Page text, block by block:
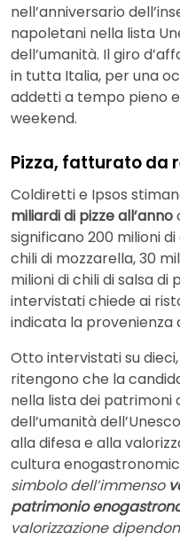
nell’anniversario
napoletani nella lista
dell’umanità. Il giro
in tutta Italia, per una
addetti a tempo pieno
weekend.
Pizza, fatturato da
Coldiretti e Ipsos
miliardi di pizze all’anno
significano 200 milioni
chili di mozzarella, 30
milioni di chili di salsa di
intervistati chiede ai
indicata la provenienza
Otto intervistati su
ritengono che la
nella lista dei
dell’umanità
alla difesa e alla
cultura
simbolo dell’immenso
patrimonio
valorizzazione